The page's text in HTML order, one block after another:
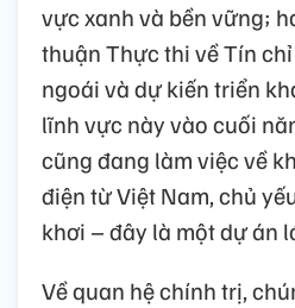
vực xanh và bền vững;
thuận Thực thi về Tín
ngoái và dự kiến triển
lĩnh vực này vào cuối
cũng đang làm việc về
điện từ Việt Nam, chủ
khơi – đây là một dự án
Về quan hệ chính trị,